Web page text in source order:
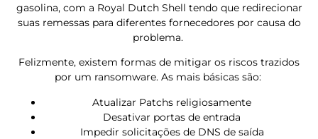
gasolina, com a Royal Dutch Shell tendo que redirecionar
suas remessas para diferentes fornecedores por causa do
problema.
Felizmente, existem formas de mitigar os riscos trazidos
por um ransomware. As mais básicas são:
Atualizar Patchs religiosamente
Desativar portas de entrada
Impedir solicitações de DNS de saída